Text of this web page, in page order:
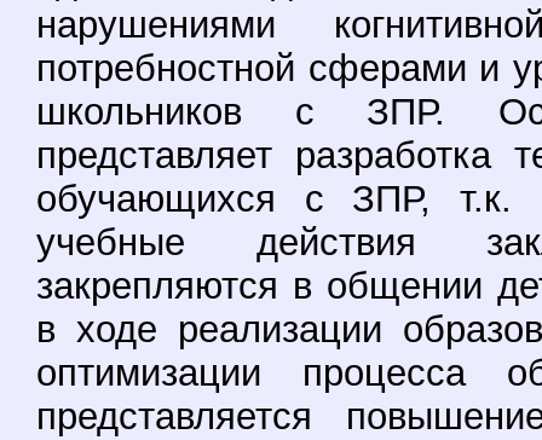
нарушениями
потребностной сферами и
школьников с ЗПР.
представляет
обучающихся с ЗПР, т.к.
учебные действия
закрепляются в общении
в ходе реализации
оптимизации процесса
представляется